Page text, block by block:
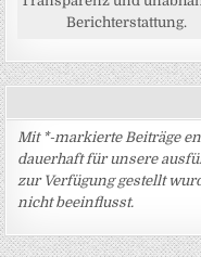
Berichterstattung.
Mit *-markierte Beiträge
dauerhaft für unsere
zur Verfügung gestellt
nicht beeinflusst.